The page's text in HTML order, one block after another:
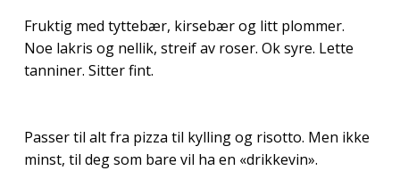
Fruktig med tyttebær, kirsebær og litt plommer.
Noe lakris og nellik, streif av roser. Ok syre. Lette
tanniner. Sitter fint.
Passer til alt fra pizza til kylling og risotto. Men ikke
minst, til deg som bare vil ha en «drikkevin».